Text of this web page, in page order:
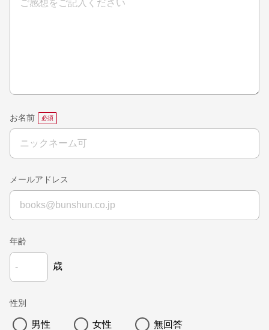
お名前
メールアドレス
年齢
歳
性別
男性 女性 無回答